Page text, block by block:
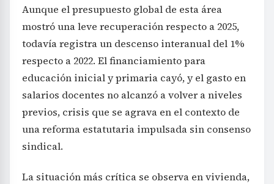
Aunque el presupuesto global de esta área
mostró una leve recuperación respecto a 2025,
todavía registra un descenso interanual del 1%
respecto a 2022. El financiamiento para
educación inicial y primaria cayó, y el gasto en
salarios docentes no alcanzó a volver a niveles
previos, crisis que se agrava en el contexto de
una reforma estatutaria impulsada sin consenso
sindical.
La situación más crítica se observa en vivienda,